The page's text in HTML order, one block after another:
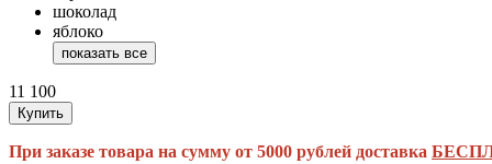
шоколад
яблоко
показать все
11 100
Купить
При заказе товара на сумму от 5000 рублей доставка